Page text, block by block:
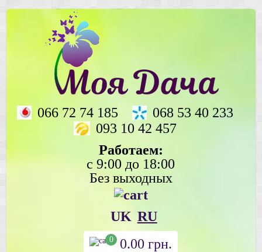
066 72 74 185
068 53 40 233
093 10 42 457
Работаем:
с 9:00 до 18:00
Без выходных
UK RU
0 0.00грн.